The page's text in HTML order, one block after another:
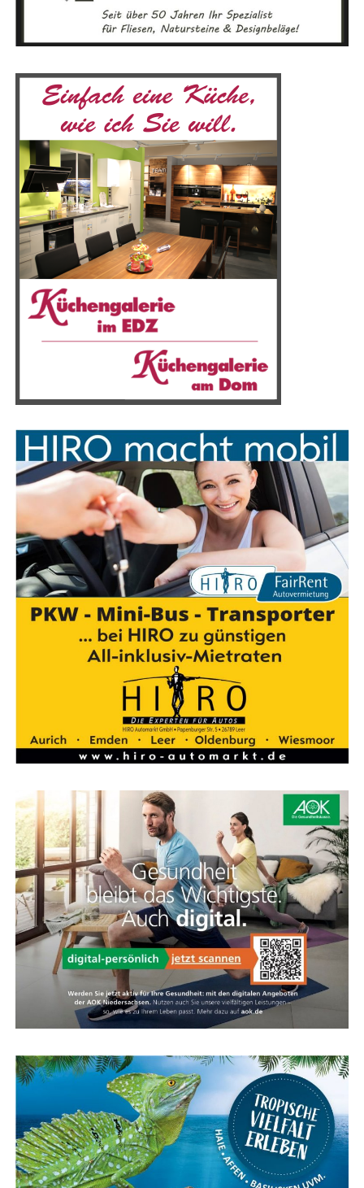
Sorg­falt und
Qua­li­tät
umge­setzt. Beson­ders spe­zia­li­siert ist das Team auf die
Instal­la­ti­on von Bal­kon­kraft­an­la­gen. Zahl­rei­che Anla­
gen wur­den bereits erfolg­reich in Ost­fries­land und dem
Ems­land mon­tiert, stets mit dem Ziel, opti­ma­le Ergeb­
nis­se zu erzielen.
T.I. Ser­vice bie­tet ver­schie­de­ne Vari­an­ten in unter­
schied­li­chen Preis­klas­sen, um eine opti­ma­le Däm­mung
des Daches zu gewähr­leis­ten. Zudem ste­hen die Exper­
ten auch für Velux-Fens­ter, Bau­klemp­ne­rei und Gau­ben­
bau zur Ver­fü­gung. Egal, ob es sich um klei­ne Repa­ra­tu­
ren oder um kom­ple­xe Pro­jek­te han­delt – T.I. Ser­vice
nimmt sich jedem Auf­trag mit Kom­pe­tenz und Enga­ge­
ment an.
Das fle­xi­ble und zuver­läs­si­ge Team von T.I. Ser­vice
reagiert schnell auf die indi­vi­du­el­len Wün­sche und
che gro­ße und klei­ne Pro­jek­te erfolg­reich durch­ge­führt
und abgeschlossen.
Kon­tak­tie­ren Sie Ingo Ulsa­mer von T.I. Ser­vice für Ihre
Anfragen:
Adres­se: Frie­sen­weg 18, 26624 Süd­brook­mer­land,
Moor­dorf
E‑Mail: t.i.service@outlook.de
Tele­fon: 0170 898 22 39